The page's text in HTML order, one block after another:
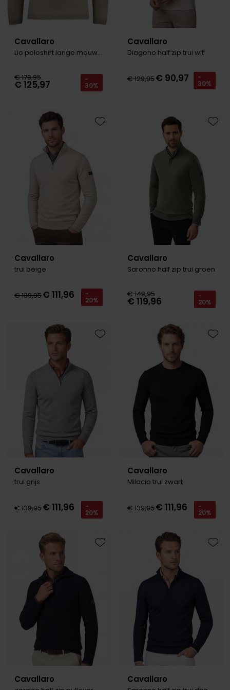
Cavallaro
Lio poloshirt lange mouw taupe
€ 179,95
€ 125,97 -
30%
Cavallaro
Diagono half zip trui wit
€ 129,95€ 90,97 -
30%
Cavallaro
trui beige
€ 139,95€ 111,96 -
20%
Toevoegen aan favorieten
Cavallaro
Saronno half zip trui groen
€ 149,95
€ 119,96 -
20%
Cavallaro
trui grijs
€ 139,95€ 111,96 -
20%
Toevoegen aan favorieten
Cavallaro
Milacio trui zwart
€ 139,95€ 111,96 -
20%
Cavallaro
Toevoegen aan favorieten
Cavallaro